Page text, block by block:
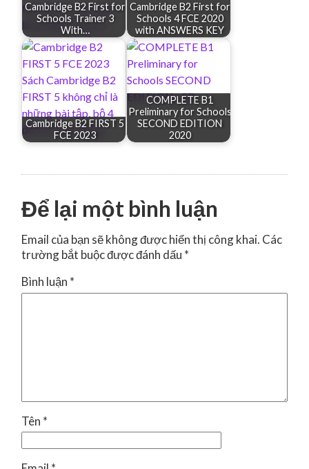
Cambridge B2 First for
Schools Trainer 3
With…
Cambridge B2 First for
Schools 4 FCE 2020
with ANSWERS KEY
Cambridge B2 FIRST 5
FCE 2023
COMPLETE B1
Preliminary for Schools
SECOND EDITION
2020
Để lại một bình luận
Email của bạn sẽ không được hiển thị công khai. Các
trường bắt buộc được đánh dấu *
Bình luận *
Tên *